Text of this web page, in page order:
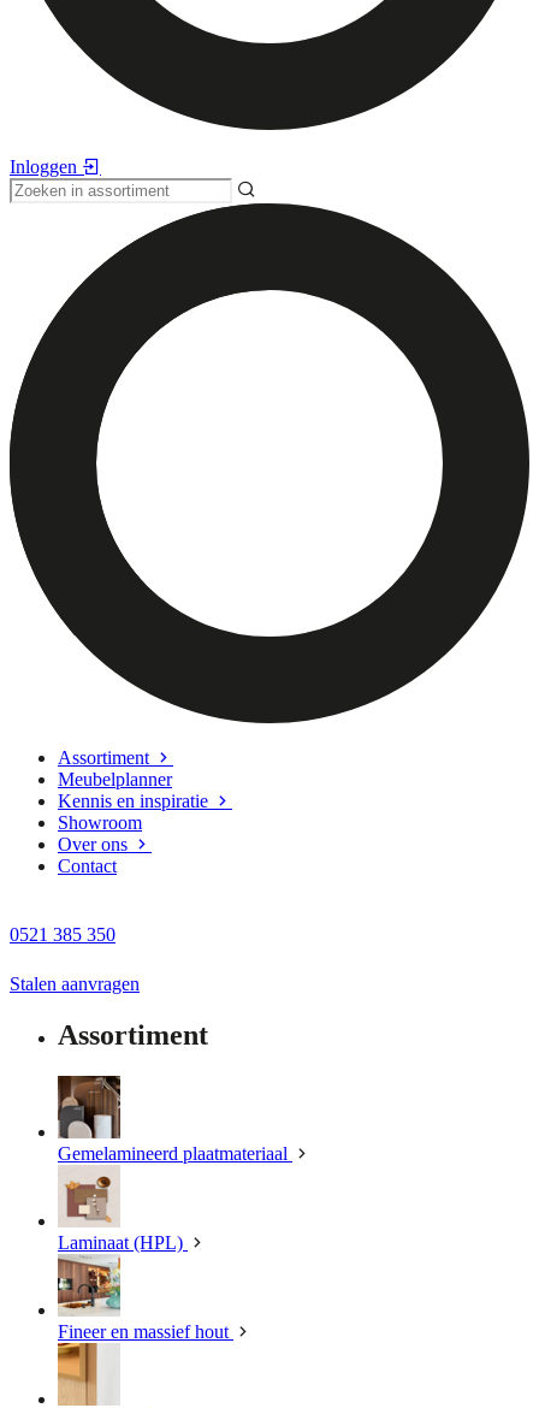
Inloggen
Assortiment
Meubelplanner
Kennis en inspiratie
Showroom
Over ons
Contact
0521 385 350
Stalen aanvragen
Assortiment
Gemelamineerd plaatmateriaal
Laminaat (HPL)
Fineer en massief hout